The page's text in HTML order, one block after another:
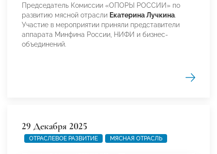
Председатель Комиссии «ОПОРЫ РОССИИ» по
развитию мясной отрасли Екатерина Лучкина.
Участие в мероприятии приняли представители
аппарата Минфина России, НИФИ и бизнес-
объединений.
29 Декабря 2025
ОТРАСЛЕВОЕ РАЗВИТИЕ МЯСНАЯ ОТРАСЛЬ